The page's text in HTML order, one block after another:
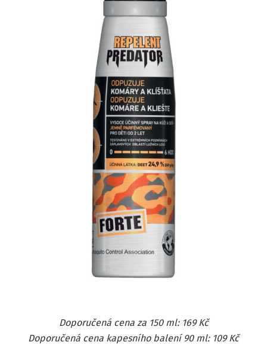
Doporučená cena za 150 ml: 169 Kč
Doporučená cena kapesního balení 90 ml: 109 Kč